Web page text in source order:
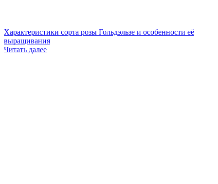
Характеристики сорта розы Гольдэльзе и особенности её
выращивания
Читать далее